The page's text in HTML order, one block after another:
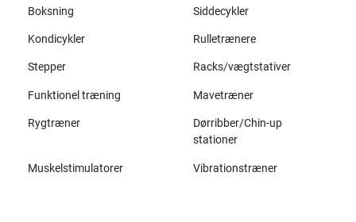
Boksning Siddecykler
Kondicykler Rulletrænere
Stepper Racks/vægtstativer
Funktionel træning Mavetræner
Rygtræner
Dørribber/Chin-up
stationer
Muskelstimulatorer Vibrationstræner